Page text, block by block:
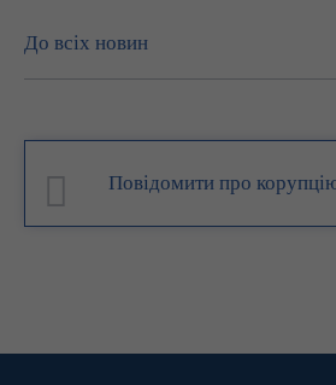
До всіх новин
Повідомити про